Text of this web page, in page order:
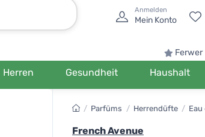
Anmelden
Mein Konto
Ferwer
Herren Gesundheit Haushalt
/ Parfüms / Herrendüfte / Eau
French Avenue